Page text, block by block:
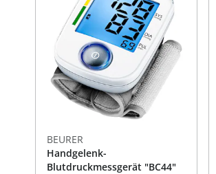
BEURER
Handgelenk-
Blutdruckmessgerät "BC44"